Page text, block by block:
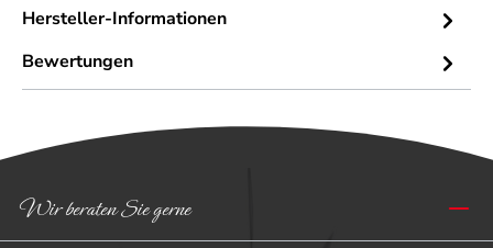
Hersteller-Informationen
Bewertungen
Wir beraten Sie gerne